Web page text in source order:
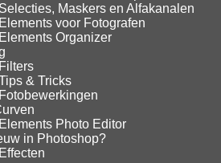
Maskers en Alfakanalen
voor Fotografen
Organizer
& Tricks
Photo Editor
in Photoshop?